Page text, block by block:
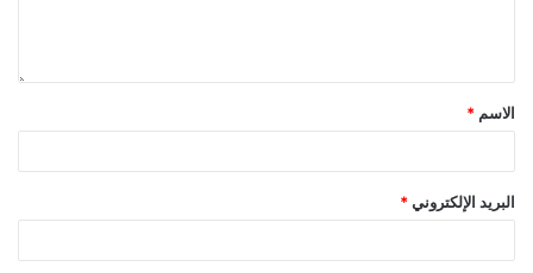
الاسم *
البريد الإلكتروني *